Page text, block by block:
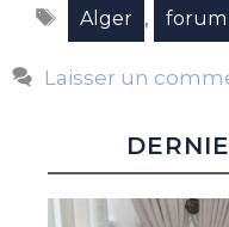
Étiquettes
Alger , forum
Laisser un